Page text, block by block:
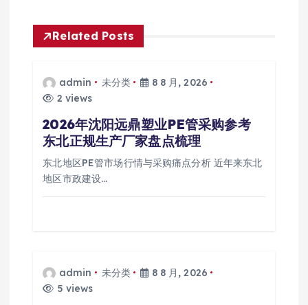
Related Posts
admin 未分类
8 8 月, 2026
2 views
2026年沈阳远鼎塑业PE管采购参考
东北正规生产厂家盘点梳理
东北地区PE管市场行情与采购痛点分析 近年来东北
地区市政建设…
admin 未分类
8 8 月, 2026
5 views